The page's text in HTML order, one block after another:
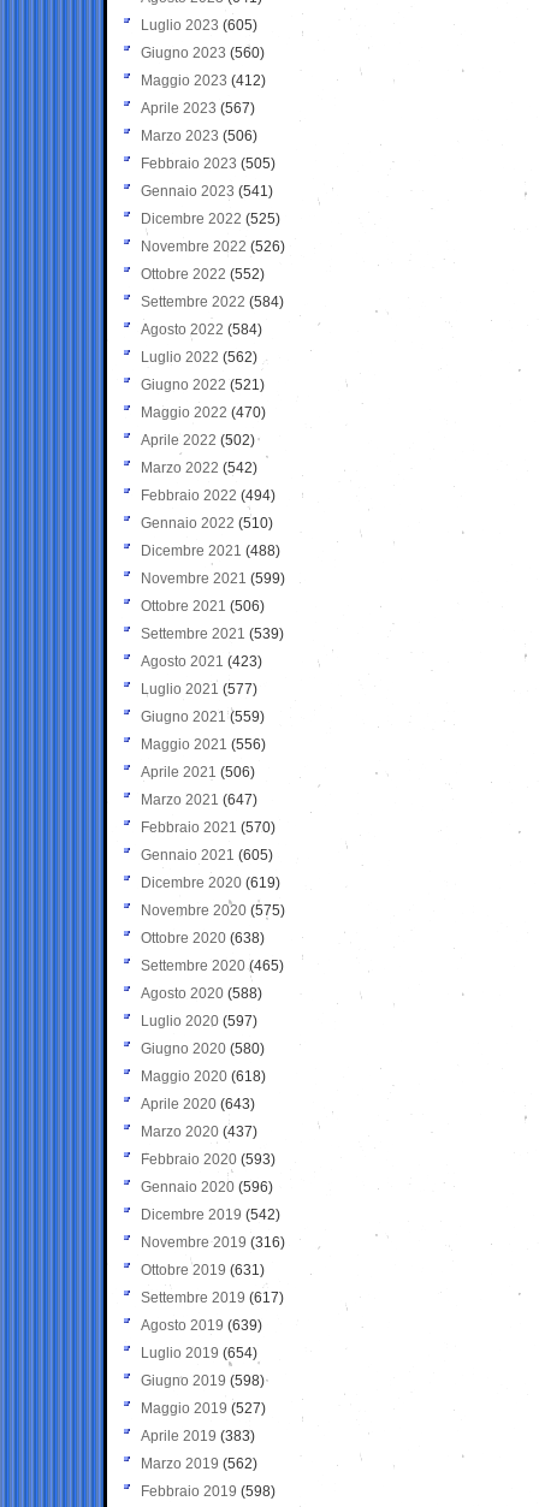
Luglio 2023 (605)
Giugno 2023 (560)
Maggio 2023 (412)
Aprile 2023 (567)
Marzo 2023 (506)
Febbraio 2023 (505)
Gennaio 2023 (541)
Dicembre 2022 (525)
Novembre 2022 (526)
Ottobre 2022 (552)
Settembre 2022 (584)
Agosto 2022 (584)
Luglio 2022 (562)
Giugno 2022 (521)
Maggio 2022 (470)
Aprile 2022 (502)
Marzo 2022 (542)
Febbraio 2022 (494)
Gennaio 2022 (510)
Dicembre 2021 (488)
Novembre 2021 (599)
Ottobre 2021 (506)
Settembre 2021 (539)
Agosto 2021 (423)
Luglio 2021 (577)
Giugno 2021(559)
Maggio 2021 (556)
Aprile 2021 (506)
Marzo 2021 (647)
Febbraio 2021 (570)
Gennaio 2021 (605)
Dicembre 2020 (619)
Novembre 2020 (575)
Ottobre 2020 (638)
Settembre 2020(465)
Agosto 2020 (588)
Luglio 2020 (597)
Giugno 2020 (580)
Maggio 2020 (618)
Aprile 2020 (643)
Marzo 2020 (437)
Febbraio 2020 (593)
Gennaio 2020 (596)
Dicembre 2019 (542)
Novembre 2019 (316)
Ottobre 2019 (631)
Settembre 2019 (617)
Agosto 2019 (639)
Luglio 2019 (654)
Giugno 2019 (598)
Maggio 2019 (527)
Aprile 2019 (383)
Marzo 2019 (562)
Febbraio 2019 (598)